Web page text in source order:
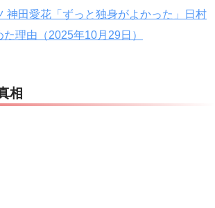
神田愛花「ずっと独身がよかった」日村
理由（2025年10月29日）
相